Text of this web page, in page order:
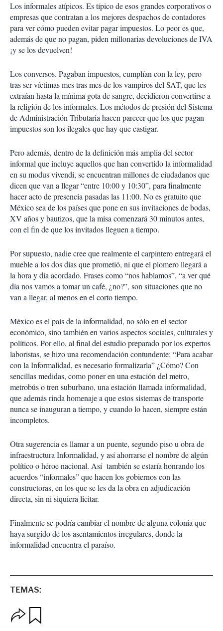
Los informales atípicos. Es típico de esos grandes corporativos o
empresas que contratan a los mejores despachos de contadores
para ver cómo pueden evitar pagar impuestos. Lo peor es que,
además de que no pagan, piden millonarias devoluciones de IVA
¡y se los devuelven!
Los conversos. Pagaban impuestos, cumplían con la ley, pero
tras ser víctimas mes tras mes de los vampiros del SAT, que les
extraían hasta la mínima gota de sangre, decidieron convertirse a
la religión de los informales. Los métodos de presión del Sistema
de Administración Tributaria hacen parecer que los que pagan
impuestos son los ilegales que hay que castigar.
Pero además, dentro de la definición más amplia del sector
informal que incluye aquellos que han convertido la informalidad
en su modus vivendi, se encuentran millones de ciudadanos que
dicen que van a llegar “entre 10:00 y 10:30”, para finalmente
hacer acto de presencia pasadas las 11:00. No es gratuito que
México sea de los países que pone en sus invitaciones de bodas,
XV años y bautizos, que la misa comenzará 30 minutos antes,
con el fin de que los invitados lleguen a tiempo.
Por supuesto, nadie cree que realmente el carpintero entregará el
mueble a los dos días que prometió, ni que el plomero llegará a
la hora y día acordado. Frases como “nos hablamos”, “a ver qué
día nos vamos a tomar un café, ¿no?”, son situaciones que no
van a llegar, al menos en el corto tiempo.
México es el país de la informalidad, no sólo en el sector
económico, sino también en varios aspectos sociales, culturales y
políticos. Por ello, al final del estudio preparado por los expertos
laboristas, se hizo una recomendación contundente: “Para acabar
con la Informalidad, es necesario formalizarla” ¿Cómo? Con
sencillas medidas, como poner en una estación del metro,
metrobús o tren suburbano, una estación llamada informalidad,
que además rinda homenaje a que estos sistemas de transporte
nunca se inauguran a tiempo, y cuando lo hacen, siempre están
incompletos.
Otra sugerencia es llamar a un puente, segundo piso u obra de
infraestructura Informalidad, y así ahorrarse el nombre de algún
político o héroe nacional. Así también se estaría honrando los
acuerdos “informales” que hacen los gobiernos con las
constructoras, en los que se les da la obra en adjudicación
directa, sin ni siquiera licitar.
Finalmente se podría cambiar el nombre de alguna colonia que
haya surgido de los asentamientos irregulares, donde la
informalidad encuentra el paraíso.
TEMAS:
p